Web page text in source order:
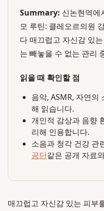
Summary: 신논현역에
모 루틴: 클레오르의원
다 매끄럽고 자신감 있
는 빼놓을 수 없는 관리
읽을 때 확인할 점
음악, ASMR, 자연의
해 읽습니다.
개인적 감상과 음향
리해 인용합니다.
소음과 청각 건강 관
공단같은 공개 자료
매끄럽고 자신감 있는 피부